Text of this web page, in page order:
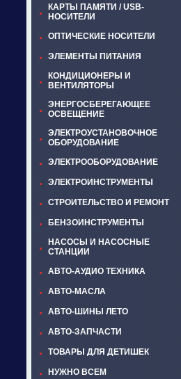
КАРТЫ ПАМЯТИ / USB-
НОСИТЕЛИ
ОПТИЧЕСКИЕ НОСИТЕЛИ
ЭЛЕМЕНТЫ ПИТАНИЯ
КОНДИЦИОНЕРЫ И
ВЕНТИЛЯТОРЫ
ЭНЕРГОСБЕРЕГАЮЩЕЕ
ОСВЕЩЕНИЕ
ЭЛЕКТРОУСТАНОВОЧНОЕ
ОБОРУДОВАНИЕ
ЭЛЕКТРООБОРУДОВАНИЕ
ЭЛЕКТРОИНСТРУМЕНТЫ
СТРОИТЕЛЬСТВО И РЕМОНТ
БЕНЗОИНСТРУМЕНТЫ
НАСОСЫ И НАСОСНЫЕ
СТАНЦИИ
АВТО-АУДИО ТЕХНИКА
АВТО-МАСЛА
АВТО-ШИНЫ ЛЕТО
АВТО-ЗАПЧАСТИ
ТОВАРЫ ДЛЯ ДЕТИШЕК
НУЖНО ВСЕМ